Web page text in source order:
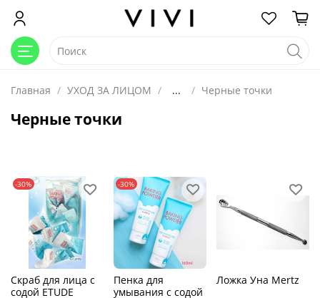
Главная УХОД ЗА ЛИЦОМ ... Черные точки
Черные точки
-30%
Скраб для лица с
содой ETUDE
-30%
Пенка для
умывания с содой
Ложка Уна Mertz